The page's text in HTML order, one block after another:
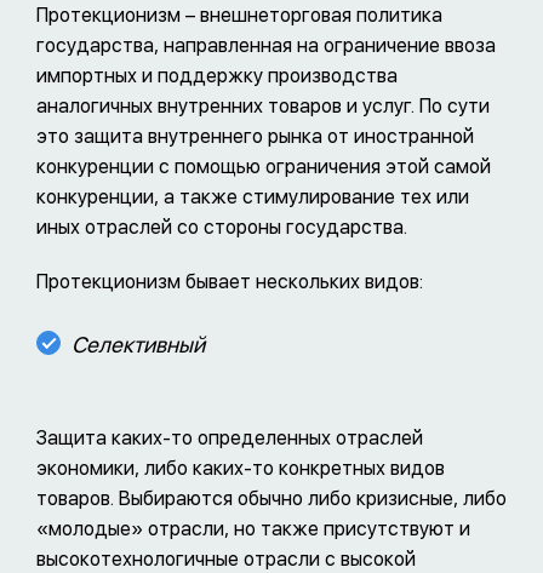
Протекционизм – внешнеторговая политика
государства, направленная на ограничение ввоза
импортных и поддержку производства
аналогичных внутренних товаров и услуг. По сути
это защита внутреннего рынка от иностранной
конкуренции с помощью ограничения этой самой
конкуренции, а также стимулирование тех или
иных отраслей со стороны государства.
Протекционизм бывает нескольких видов:
Селективный
Защита каких-то определенных отраслей
экономики, либо каких-то конкретных видов
товаров. Выбираются обычно либо кризисные, либо
«молодые» отрасли, но также присутствуют и
высокотехнологичные отрасли с высокой